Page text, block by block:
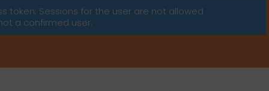
token: Sessions for the user are not allowed
a confirmed user.